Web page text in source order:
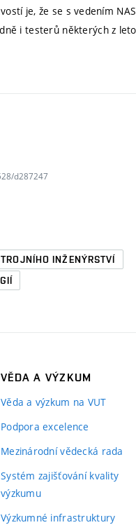
je, že se s vedením
i testerů některých z
d287247
INŽENÝRSTVÍ
VĚDA A VÝZKUM
Věda a výzkum na VUT
Podpora excelence
Mezinárodní vědecká rada
Systém zajišťování kvality
výzkumu
Výzkumné infrastruktury